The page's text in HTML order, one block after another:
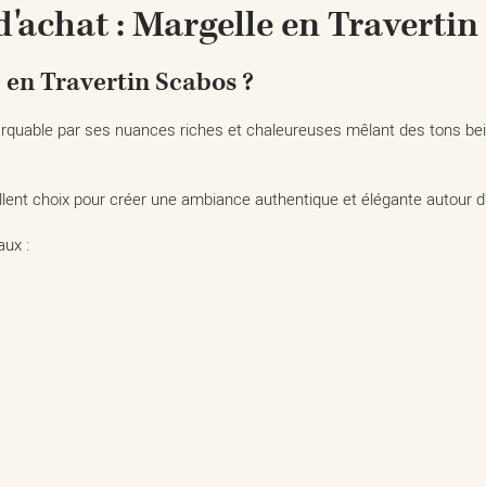
: Margelle en Travertin
Travertin Scabos ?
par ses nuances riches et chaleureuses mêlant des tons
choix pour créer une ambiance authentique et élégante autour
: